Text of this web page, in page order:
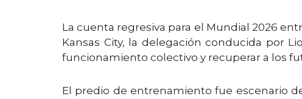
La cuenta regresiva para el Mundial 2026
Kansas City, la delegación conducida por
funcionamiento colectivo y recuperar a los
El predio de entrenamiento fue escenario